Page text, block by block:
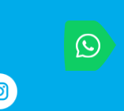
VOCÊ
Entre em